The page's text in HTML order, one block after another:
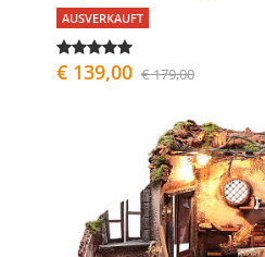
AUSVERKAUFT
€ 139,00 € 179,00